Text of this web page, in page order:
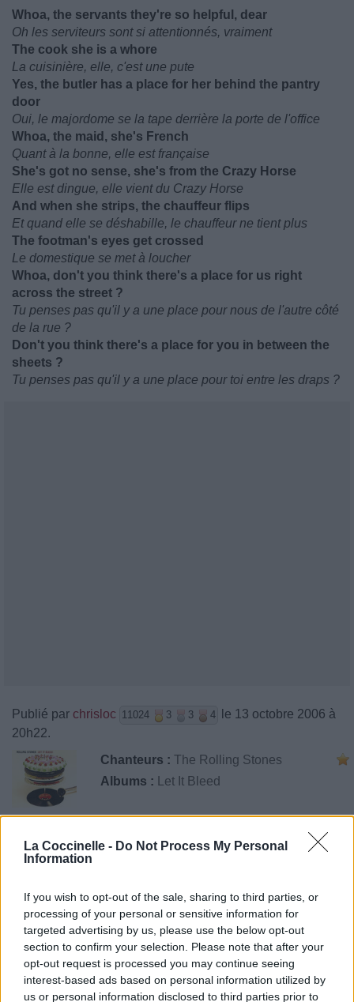
La Coccinelle - Do Not Process My Personal
Information
If you wish to opt-out of the sale, sharing to third parties, or
processing of your personal or sensitive information for
targeted advertising by us, please use the below opt-out
section to confirm your selection. Please note that after your
opt-out request is processed you may continue seeing
interest-based ads based on personal information utilized by
us or personal information disclosed to third parties prior to
Whoa, the servants they're so helpful, dear
Oh les serviteurs sont si attentionnés, vraiment
The cook she is a whore
La cuisinière, elle, c'est une pute
Yes, the butler has a place for her behind the pantry
door
Oui, le majordome se la tape derrière la porte de l'office
Whoa, the maid, she's French
Quant à la bonne, elle est française
She's got no sense, she's from the Crazy Horse
Elle est dingue, elle vient du Crazy Horse
And when she strips, the chauffeur flips
Et quand elle se déshabille, le chauffeur ne tient plus
The footman's eyes get crossed
Le domestique se met à loucher
Whoa, don't you think there's a place for us right
across the street ?
Tu penses pas qu'il y a une place pour nous de l'autre côté
de la rue ?
Don't you think there's a place for you in between the
sheets ?
Tu penses pas qu'il y a une place pour toi entre les draps ?
Publié par chrisloc 11024 3 3 4
le 13 octobre 2006 à
20h22.
Chanteurs : The Rolling Stones
Albums :
Let It Bleed
⇑
Paroles + Traduction Téléchargement
Vidéos
Pour prolonger le plaisir musical :
Vous aimez chanter, apprenez la guitare chez